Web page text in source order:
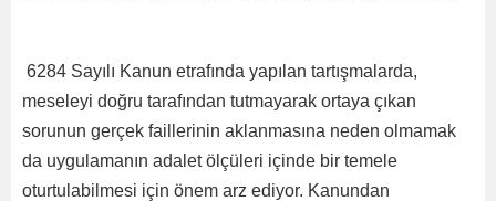
6284 Sayılı Kanun etrafında yapılan tartışmalarda,
meseleyi doğru tarafından tutmayarak ortaya çıkan
sorunun gerçek faillerinin aklanmasına neden olmamak
da uygulamanın adalet ölçüleri içinde bir temele
oturtulabilmesi için önem arz ediyor. Kanundan